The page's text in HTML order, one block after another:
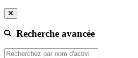
Recherche avancée